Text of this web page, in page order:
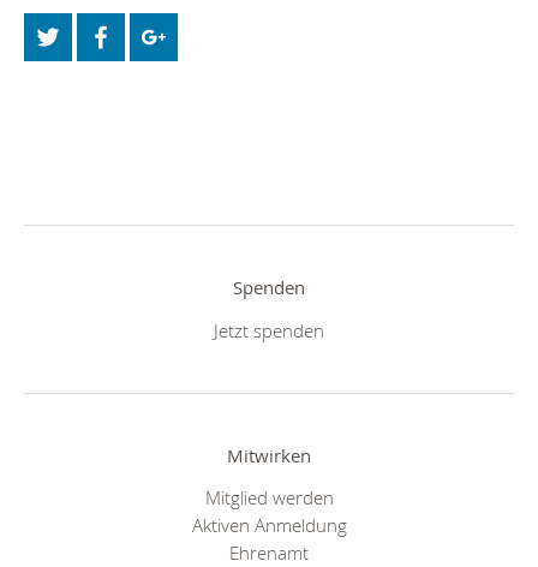
Spenden
Jetzt spenden
Mitwirken
Mitglied werden
Aktiven Anmeldung
Ehrenamt